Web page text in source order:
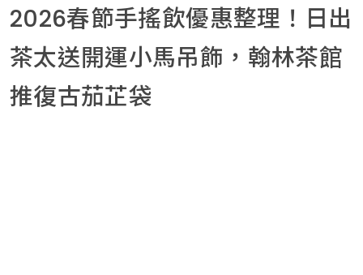
2026春節手搖飲優惠整理！日出
茶太送開運小馬吊飾，翰林茶館
推復古茄芷袋